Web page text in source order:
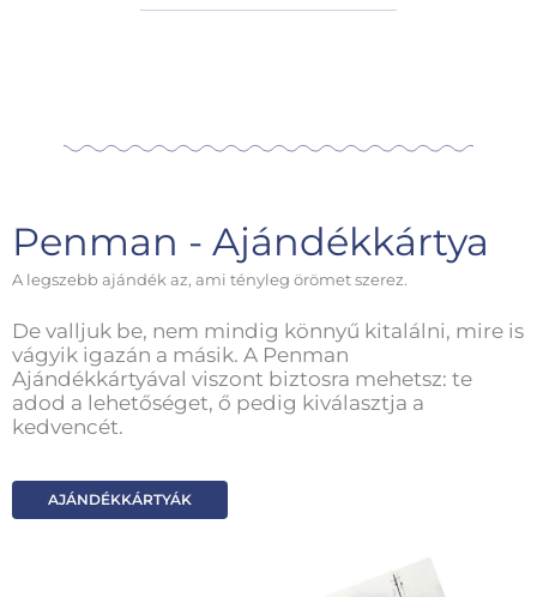
Penman - Ajándékkártya
A legszebb ajándék az, ami tényleg örömet szerez.
De valljuk be, nem mindig könnyű kitalálni, mire is
vágyik igazán a másik. A Penman
Ajándékkártyával viszont biztosra mehetsz: te
adod a lehetőséget, ő pedig kiválasztja a
kedvencét.
AJÁNDÉKKÁRTYÁK